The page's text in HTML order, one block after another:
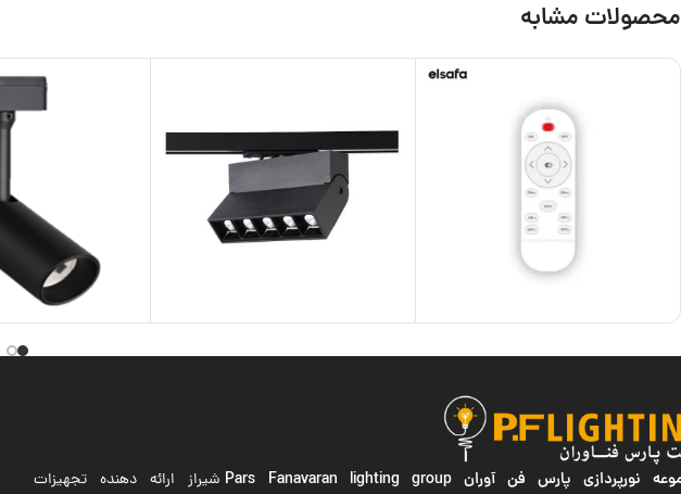
محصولات مشابه
نورپردازی پارس فن آوران Pars Fanavaran lighting group شیراز ارائه دهنده تجهیزات